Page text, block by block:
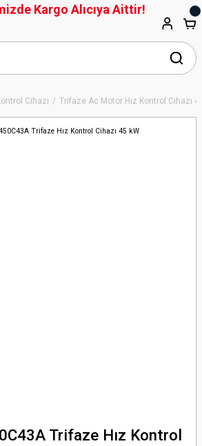
Cihazı Trifaze Ac Motor Hız Kontrol Cihazı
Trifaze Hız Kontrol
Kargo Alıcıya Aittir!